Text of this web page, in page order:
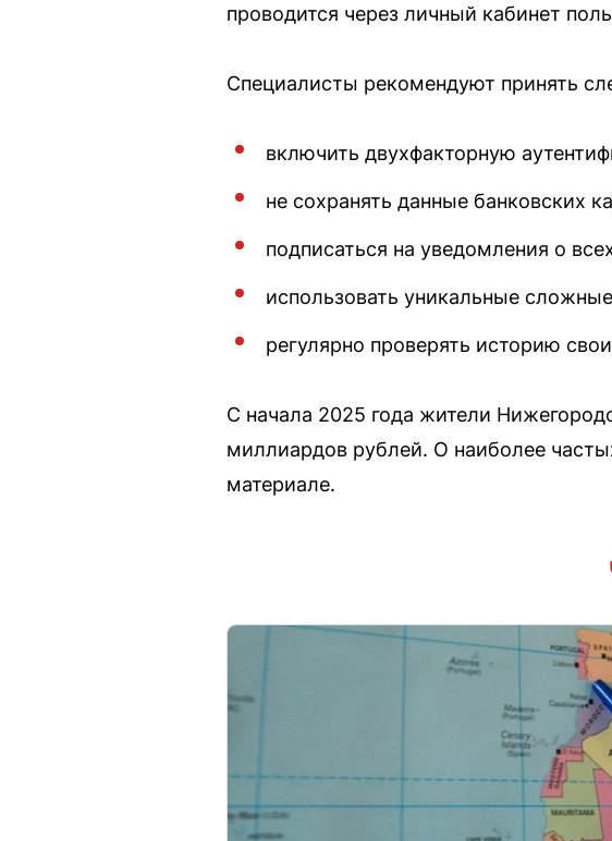
проводится через личный кабинет
Специалисты рекомендуют принять
включить двухфакторную
не сохранять данные банковских
подписаться на уведомления о
использовать уникальные
регулярно проверять историю
С начала 2025 года жители
миллиардов рублей. О наиболее
материале.